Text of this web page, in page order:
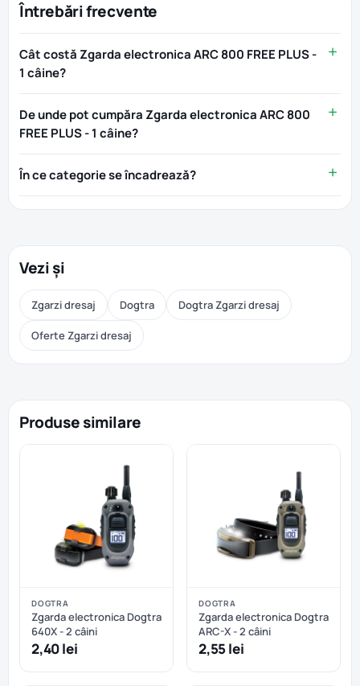
Întrebări frecvente
Cât costă Zgarda electronica ARC 800 FREE PLUS -
1 câine?
De unde pot cumpăra Zgarda electronica ARC 800
FREE PLUS - 1 câine?
În ce categorie se încadrează?
Vezi și
Zgarzi dresaj Dogtra Dogtra Zgarzi dresaj
Oferte Zgarzi dresaj
Produse similare
DOGTRA
Zgarda electronica Dogtra
640X - 2 câini
2,40 lei
DOGTRA
Zgarda electronica Dogtra
ARC-X - 2 câini
2,55 lei